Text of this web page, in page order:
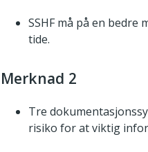
SSHF må på en
tide.
Merknad 2
Tre
risiko for at viktig